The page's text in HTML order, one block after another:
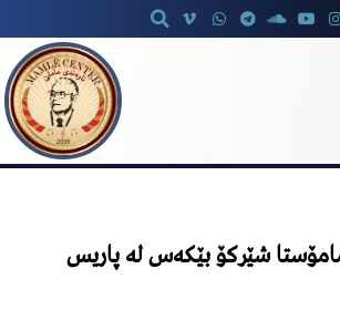
شێرکۆ بێکەس لە پاریس